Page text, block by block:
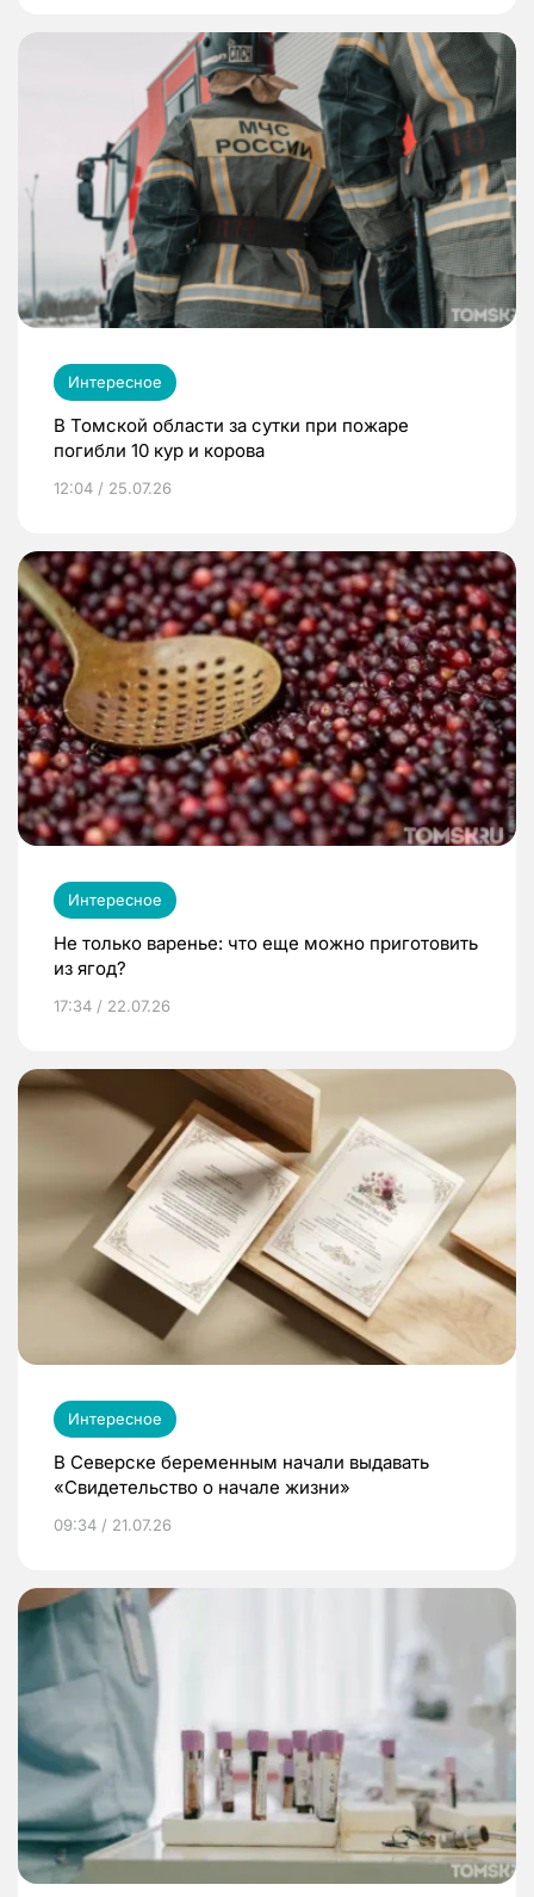
Интересное
В Томской области за сутки при пожаре
погибли 10 кур и корова
12:04 / 25.07.26
Интересное
Не только варенье: что еще можно приготовить
из ягод?
17:34 / 22.07.26
Интересное
В Северске беременным начали выдавать
«Свидетельство о начале жизни»
09:34 / 21.07.26